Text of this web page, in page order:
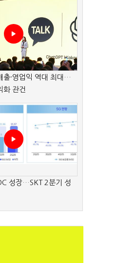
출·영업익 역대 최대…
화 관건
성장…SKT 2분기 성